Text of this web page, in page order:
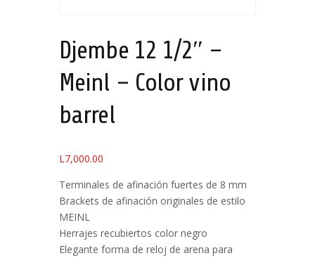
Djembe 12 1/2″ –
Meinl – Color vino
barrel
L7,000.00
Terminales de afinación fuertes de 8 mm
Brackets de afinación originales de estilo
MEINL
Herrajes recubiertos color negro
Elegante forma de reloj de arena para